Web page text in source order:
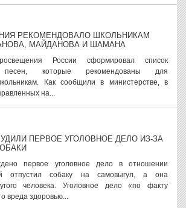
РЕКОМЕНДОВАЛО ШКОЛЬНИКАМ
МАЙДАНОВА И ШАМАНА
России сформировал список
песен, которые рекомендованы для
Как сообщили в министерстве, в
на...
ПЕРВОЕ УГОЛОВНОЕ ДЕЛО ИЗ-ЗА
первое уголовное дело в отношении
отпустил собаку на самовыгул, а она
человека. Уголовное дело «по факту
вреда здоровью...